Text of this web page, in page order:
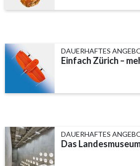
DAUERHAFTES
DAUERHAFTES